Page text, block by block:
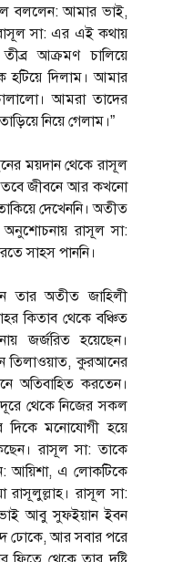
বললেন: আমার ভাই,
সা: এর এই কথায়
আক্রমণ চালিয়ে
হটিয়ে দিলাম। আমার
আমরা তাদের
নিয়ে গেলাম।”
ময়দান থেকে রাসূল
তবে জীবনে আর কখনো
দেখেননি। অতীত
রাসূল সা:
সাহস পাননি।
তার অতীত জাহিলী
কিতাব থেকে বঞ্চিত
জর্জরিত হয়েছেন।
তিলাওয়াত, কুরআনের
অতিবাহিত করতেন।
থেকে নিজের সকল
দিকে মনোযোগী হয়ে
রাসূল সা: তাকে
আয়িশা, এ লোকটিকে
রাসূল সা:
আবু সুফইয়ান ইবন
ঢোকে, আর সবার পরে